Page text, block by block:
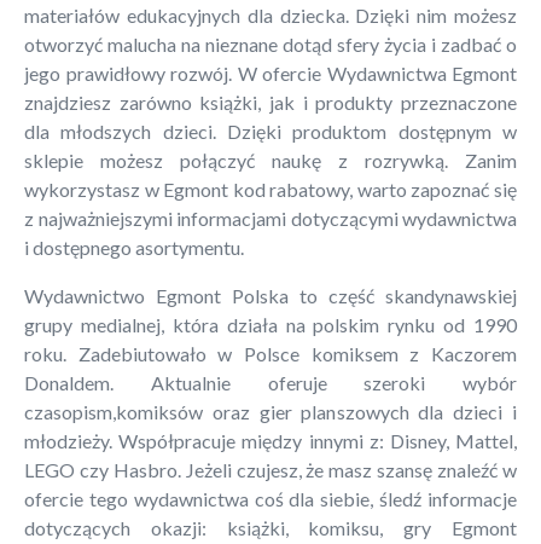
materiałów edukacyjnych dla dziecka. Dzięki nim możesz
otworzyć malucha na nieznane dotąd sfery życia i zadbać o
jego prawidłowy rozwój. W ofercie Wydawnictwa Egmont
znajdziesz zarówno książki, jak i produkty przeznaczone
dla młodszych dzieci. Dzięki produktom dostępnym w
sklepie możesz połączyć naukę z rozrywką. Zanim
wykorzystasz w Egmont kod rabatowy, warto zapoznać się
z najważniejszymi informacjami dotyczącymi wydawnictwa
i dostępnego asortymentu.
Wydawnictwo Egmont Polska to część skandynawskiej
grupy medialnej, która działa na polskim rynku od 1990
roku. Zadebiutowało w Polsce komiksem z Kaczorem
Donaldem. Aktualnie oferuje szeroki wybór
czasopism,komiksów oraz gier planszowych dla dzieci i
młodzieży. Współpracuje między innymi z: Disney, Mattel,
LEGO czy Hasbro. Jeżeli czujesz, że masz szansę znaleźć w
ofercie tego wydawnictwa coś dla siebie, śledź informacje
dotyczących okazji: książki, komiksu, gry Egmont